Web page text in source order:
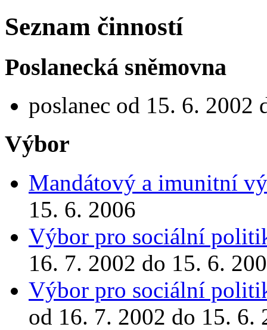
Seznam činností
Poslanecká sněmovna
poslanec od 15. 6. 2002
Výbor
Mandátový a imunitní
15. 6. 2006
Výbor pro sociální
16. 7. 2002 do 15. 6.
Výbor pro sociální
od 16. 7. 2002 do 15. 6.